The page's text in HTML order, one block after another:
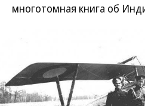
многотомная книга об